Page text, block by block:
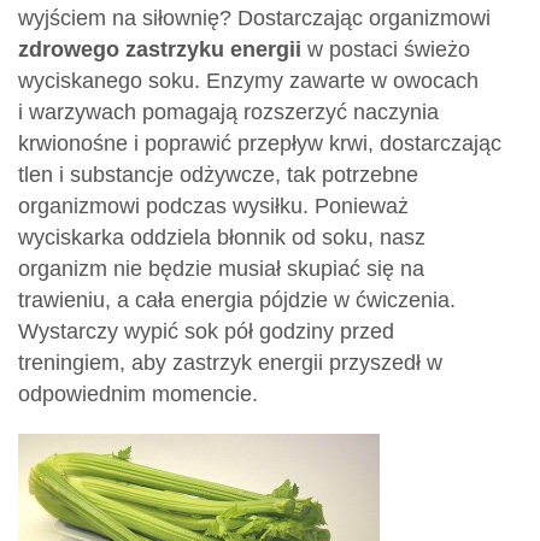
wyjściem na siłownię? Dostarczając organizmowi
zdrowego zastrzyku energii w postaci świeżo
wyciskanego soku. Enzymy zawarte w owocach
i warzywach pomagają rozszerzyć naczynia
krwionośne i poprawić przepływ krwi, dostarczając
tlen i substancje odżywcze, tak potrzebne
organizmowi podczas wysiłku. Ponieważ
wyciskarka oddziela błonnik od soku, nasz
organizm nie będzie musiał skupiać się na
trawieniu, a cała energia pójdzie w ćwiczenia.
Wystarczy wypić sok pół godziny przed
treningiem, aby zastrzyk energii przyszedł w
odpowiednim momencie.